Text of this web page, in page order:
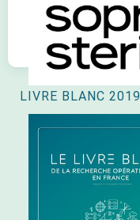
LIVRE BLANC 2019